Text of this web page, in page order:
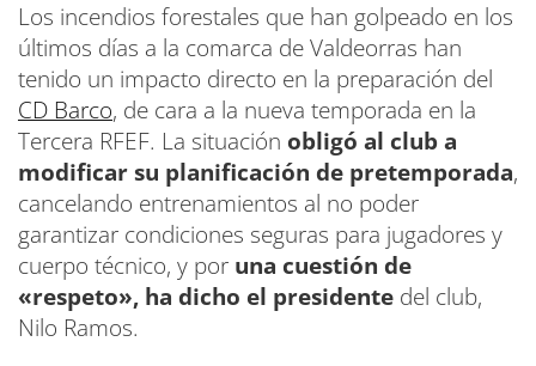
Los incendios forestales que han golpeado en los
últimos días a la comarca de Valdeorras han
tenido un impacto directo en la preparación del
CD Barco, de cara a la nueva temporada en la
Tercera RFEF. La situación obligó al club a
modificar su planificación de pretemporada,
cancelando entrenamientos al no poder
garantizar condiciones seguras para jugadores y
cuerpo técnico, y por una cuestión de
«respeto», ha dicho el presidente del club,
Nilo Ramos.